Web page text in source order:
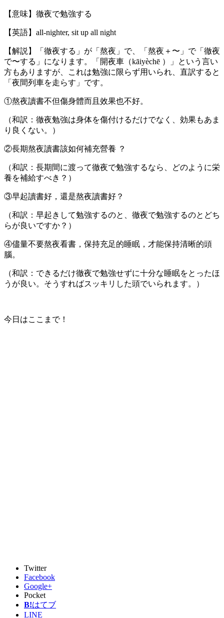
【意味】徹夜で勉強する
【英語】all-nighter, sit up all night
【解説】「徹夜する」が「熬夜」で、「熬夜＋〜」で「徹夜
で〜する」になります。「開夜車（kāiyèchē ）」という言い
方もありますが、これは勉強に限らず用いられ、直訳すると
「夜間列車を走らす」です。
①熬夜讀書不但傷身體而且效果也不好。
（和訳：徹夜勉強は身体を傷付けるだけでなく、効果もあま
り良くない。）
②長期熬夜讀書該如何補充營養 ？
（和訳：長期間に渡って徹夜で勉強するなら、どのように栄
養を補給すべき？）
③早起讀書好，還是熬夜讀書好？
（和訳：早起きして勉強するのと、徹夜で勉強するのとどち
らが良いですか？）
④儘量不要熬夜看書，保持充足的睡眠，才能保持清晰的頭
腦。
（和訳：できるだけ徹夜で勉強せずに十分な睡眠をとったほ
うが良い。そうすればスッキリした頭でいられます。）
今日はここまで！
Twitter
Facebook
Google+
Pocket
B!はてブ
LINE